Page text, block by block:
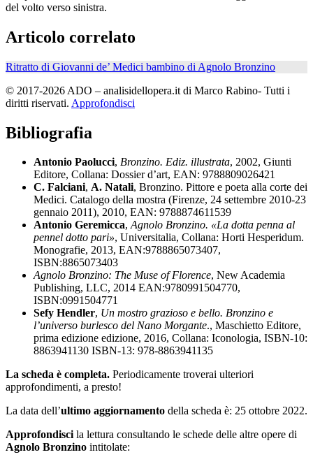
del volto verso sinistra.
Articolo correlato
Ritratto di Giovanni de’ Medici bambino di Agnolo Bronzino
© 2017-2026 ADO – analisidellopera.it di Marco Rabino- Tutti i
diritti riservati. Approfondisci
Bibliografia
Antonio Paolucci, Bronzino. Ediz. illustrata, 2002, Giunti
Editore, Collana: Dossier d’art, EAN: 9788809026421
C. Falciani, A. Natali, Bronzino. Pittore e poeta alla corte dei
Medici. Catalogo della mostra (Firenze, 24 settembre 2010-23
gennaio 2011), 2010, EAN: 9788874611539
Antonio Geremicca,Agnolo Bronzino. «La dotta penna al
pennel dotto pari», Universitalia, Collana: Horti Hesperidum.
Monografie, 2013, EAN:9788865073407,
ISBN:8865073403
Agnolo Bronzino: The Muse of Florence, New Academia
Publishing, LLC, 2014 EAN:9780991504770,
ISBN:0991504771
Sefy Hendler, Un mostro grazioso e bello. Bronzino e
l’universo burlesco del Nano Morgante., Maschietto Editore,
prima edizione edizione, 2016, Collana: Iconologia, ISBN-10:
8863941130 ISBN-13: 978-8863941135
La scheda è completa. Periodicamente troverai ulteriori
approfondimenti, a presto!
La data dell’ultimo aggiornamento della scheda è: 25 ottobre 2022.
Approfondiscila lettura consultando le schede delle altre opere di
Agnolo Bronzino intitolate: